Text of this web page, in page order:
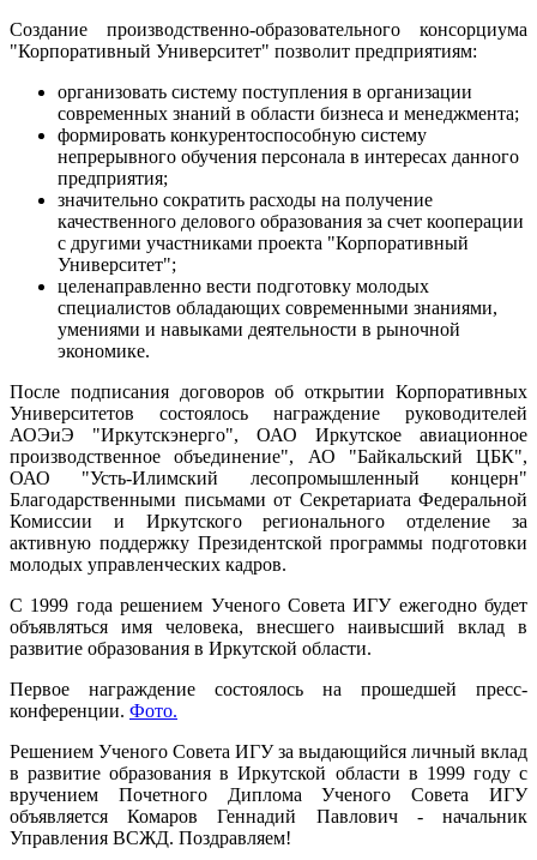
Создание производственно-образовательного консорциума
"Корпоративный Университет" позволит предприятиям:
организовать систему поступления в организации
современных знаний в области бизнеса и менеджмента;
формировать конкурентоспособную систему
непрерывного обучения персонала в интересах данного
предприятия;
значительно сократить расходы на получение
качественного делового образования за счет кооперации
с другими участниками проекта "Корпоративный
Университет";
целенаправленно вести подготовку молодых
специалистов обладающих современными знаниями,
умениями и навыками деятельности в рыночной
экономике.
После подписания договоров об открытии Корпоративных
Университетов состоялось награждение руководителей
АОЭиЭ "Иркутскэнерго", ОАО Иркутское авиационное
производственное объединение", АО "Байкальский ЦБК",
ОАО "Усть-Илимский лесопромышленный концерн"
Благодарственными письмами от Секретариата Федеральной
Комиссии и Иркутского регионального отделение за
активную поддержку Президентской программы подготовки
молодых управленческих кадров.
С 1999 года решением Ученого Совета ИГУ ежегодно будет
объявляться имя человека, внесшего наивысший вклад в
развитие образования в Иркутской области.
Первое награждение состоялось на прошедшей пресс-
конференции. Фото.
Решением Ученого Совета ИГУ за выдающийся личный вклад
в развитие образования в Иркутской области в 1999 году с
вручением Почетного Диплома Ученого Совета ИГУ
объявляется Комаров Геннадий Павлович - начальник
Управления ВСЖД. Поздравляем!